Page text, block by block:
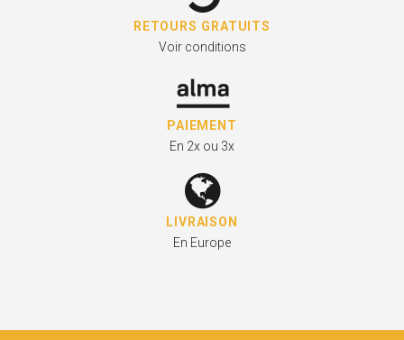
RETOURS GRATUITS
Voir conditions
PAIEMENT
En 2x ou 3x
LIVRAISON
En Europe